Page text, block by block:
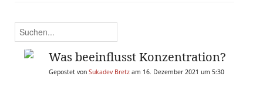
Was beeinflusst Konzentration?
Gepostet von Sukadev Bretz am 16. Dezember 2021 um 5:30